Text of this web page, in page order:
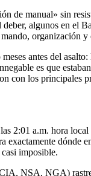
manual» sin
algunos en el
organización
antes del
es que
con los
2:01 a.m. hora
imposible.
NSA, NGA)